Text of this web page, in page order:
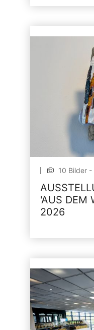
10 Bilder
'AUS DEM
2026